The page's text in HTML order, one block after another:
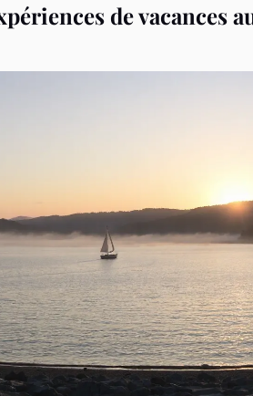
de vacances